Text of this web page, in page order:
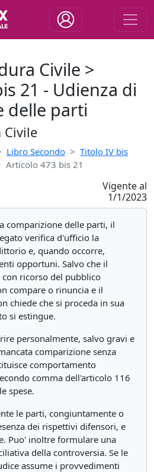
Civile >
21 - Udienza di
delle parti
Civile
Libro Secondo
Titolo IV bis
Articolo 473 bis 21
Vigente al
1/1/2023
comparizione delle parti, il
verifica d'ufficio la
e, quando occorre,
opportuni. Salvo che il
ricorso del pubblico
compare o rinuncia e il
chiede che si proceda in sua
si estingue.
personalmente, salvo gravi e
comparizione senza
comportamento
comma dell'articolo 116
spese.
le parti, congiuntamente o
dei rispettivi difensori, e
Puo' inoltre formulare una
della controversia. Se le
assume i provvedimenti